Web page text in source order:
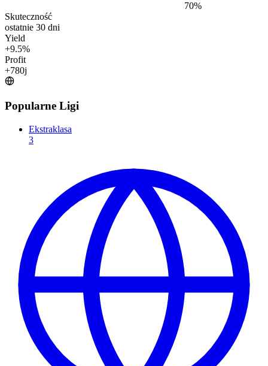
70%
Skuteczność
ostatnie 30 dni
Yield
+9.5%
Profit
+780j
Popularne Ligi
Ekstraklasa
3